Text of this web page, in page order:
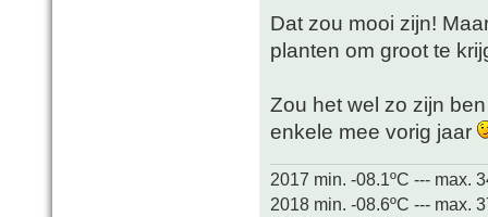
Dat zou mooi zijn!
planten om groot te
Zou het wel zo zijn
enkele mee vorig jaar
2017 min. -08.1ºC --- max.
2018 min. -08.6ºC --- max.